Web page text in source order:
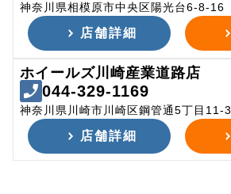
神奈川県相模原市中央区陽光台6-8-16
店舗詳細
ホイールズ川崎産業道路店
044-329-1169
神奈川県川崎市川崎区鋼管通5丁目11-3
店舗詳細